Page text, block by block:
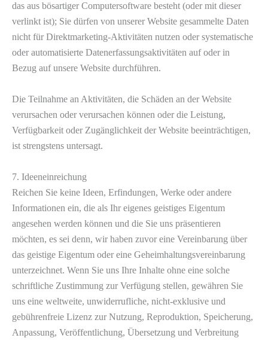
das aus bösartiger Computersoftware besteht (oder mit dieser
verlinkt ist); Sie dürfen von unserer Website gesammelte Daten
nicht für Direktmarketing-Aktivitäten nutzen oder systematische
oder automatisierte Datenerfassungsaktivitäten auf oder in
Bezug auf unsere Website durchführen.
Die Teilnahme an Aktivitäten, die Schäden an der Website
verursachen oder verursachen können oder die Leistung,
Verfügbarkeit oder Zugänglichkeit der Website beeinträchtigen,
ist strengstens untersagt.
7. Ideeneinreichung
Reichen Sie keine Ideen, Erfindungen, Werke oder andere
Informationen ein, die als Ihr eigenes geistiges Eigentum
angesehen werden können und die Sie uns präsentieren
möchten, es sei denn, wir haben zuvor eine Vereinbarung über
das geistige Eigentum oder eine Geheimhaltungsvereinbarung
unterzeichnet. Wenn Sie uns Ihre Inhalte ohne eine solche
schriftliche Zustimmung zur Verfügung stellen, gewähren Sie
uns eine weltweite, unwiderrufliche, nicht-exklusive und
gebührenfreie Lizenz zur Nutzung, Reproduktion, Speicherung,
Anpassung, Veröffentlichung, Übersetzung und Verbreitung